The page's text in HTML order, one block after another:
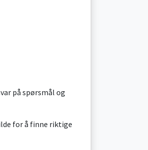
på spørsmål og
for å finne riktige